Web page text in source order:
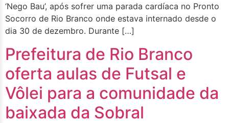
‘Nego Bau’, após sofrer uma parada cardíaca no Pronto
Socorro de Rio Branco onde estava internado desde o
dia 30 de dezembro. Durante […]
Prefeitura de Rio Branco
oferta aulas de Futsal e
Vôlei para a comunidade da
baixada da Sobral